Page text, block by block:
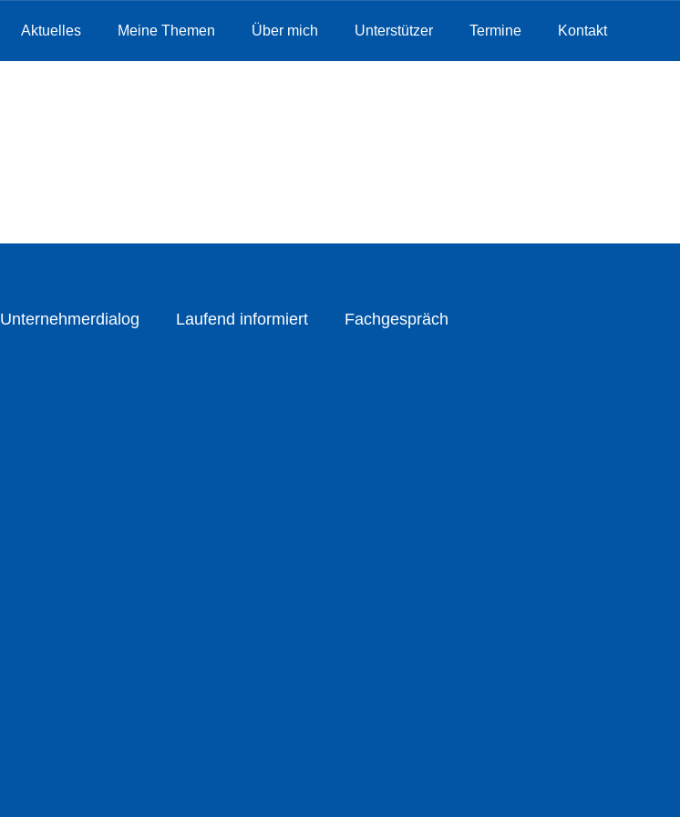
Aktuelles Meine Themen Über mich Unterstützer Termine Kontakt
Unternehmerdialog Laufend informiert Fachgespräch